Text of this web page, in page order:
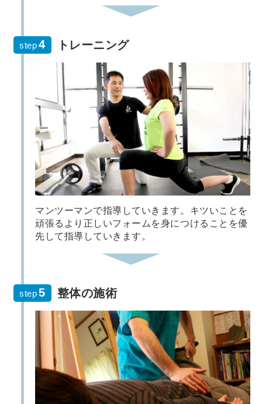
step トレーニング
マンツーマンで指導していきます。キツいことを
頑張るより正しいフォームを身につけることを優
先して指導していきます。
step 整体の施術